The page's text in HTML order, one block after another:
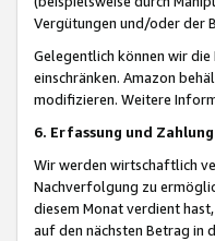
Vergütungen und/oder der
Gelegentlich können wir
einschränken. Amazon
modifizieren. Weitere
6. Erfassung und
Wir werden wirtschaftlich
Nachverfolgung zu
diesem Monat verdient
auf den nächsten Betrag in